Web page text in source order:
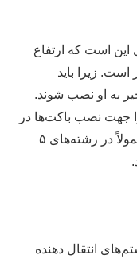
این است که ارتفاع
است. زیرا باید
به او نصب شوند.
را جهت نصب باکت‌ها در
اختیارمان قرار می‌دهند. این زنجیر‌ها معمولاً در رشته‌های ۵
انتقال دهنده